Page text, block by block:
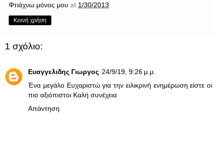
Φτιάχνω μόνος μου at 1/30/2013
Κοινή χρήση
1 σχόλιο:
Ευαγγελιδης Γιωργος 24/9/19, 9:26 μ.μ.
Ένα μεγάλο Ευχαριστώ για την ειλικρινή ενημέρωση είστε οι
πιο αξιόπιστοι Καλή συνέχεια
Απάντηση